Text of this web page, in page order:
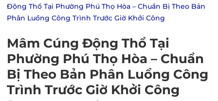
Động Thổ Tại Phường Phú Thọ Hòa – Chuẩn Bị Theo Bản
Phân Luồng Công Trình Trước Giờ Khởi Công
Mâm Cúng Động Thổ Tại
Phường Phú Thọ Hòa – Chuẩn
Bị Theo Bản Phân Luồng Công
Trình Trước Giờ Khởi Công